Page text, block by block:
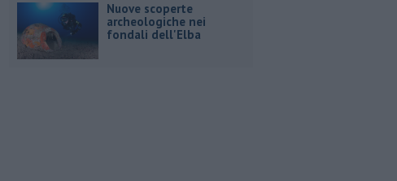
Nuove scoperte
archeologiche nei
fondali dell'Elba